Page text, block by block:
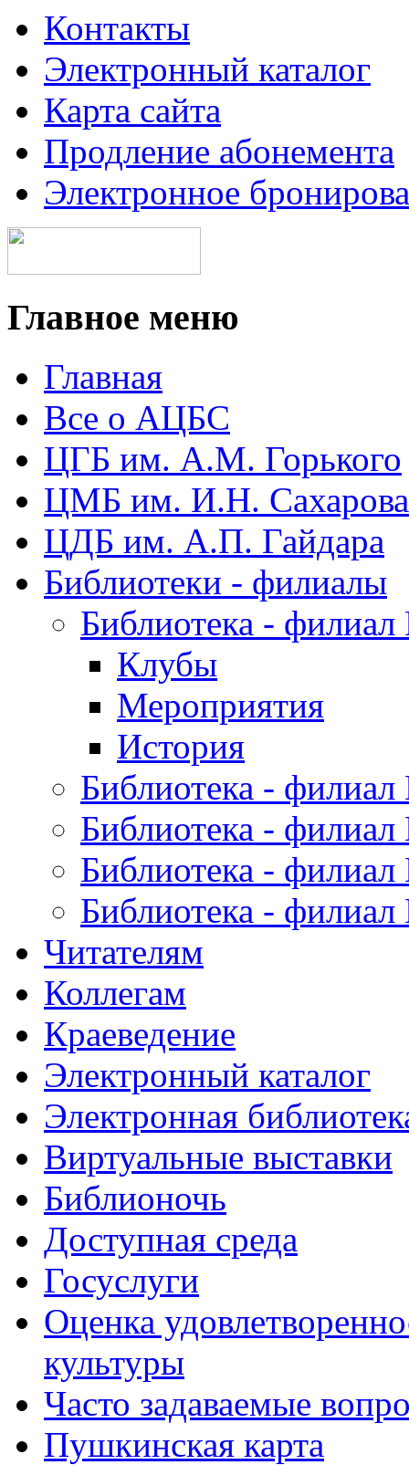
Контакты
Электронный каталог
Карта сайта
Продление абонемента
Электронное
Главное меню
Главная
Все о АЦБС
ЦГБ им. А.М. Горького
ЦМБ им. И.Н. Сахарова
ЦДБ им. А.П. Гайдара
Библиотеки - филиалы
Библиотека -
Клубы
Мероприятия
История
Библиотека -
Библиотека -
Библиотека -
Библиотека -
Читателям
Коллегам
Краеведение
Электронный каталог
Электронная
Виртуальные выставки
Библионочь
Доступная среда
Госуслуги
Оценка
культуры
Часто задаваемые
Пушкинская карта